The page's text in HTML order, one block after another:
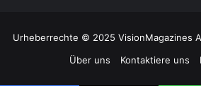
Urheberrechte © 2025 VisionMagazines
Über uns
Kontaktiere uns